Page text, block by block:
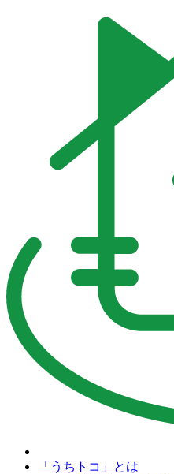
「うちトコ」とは